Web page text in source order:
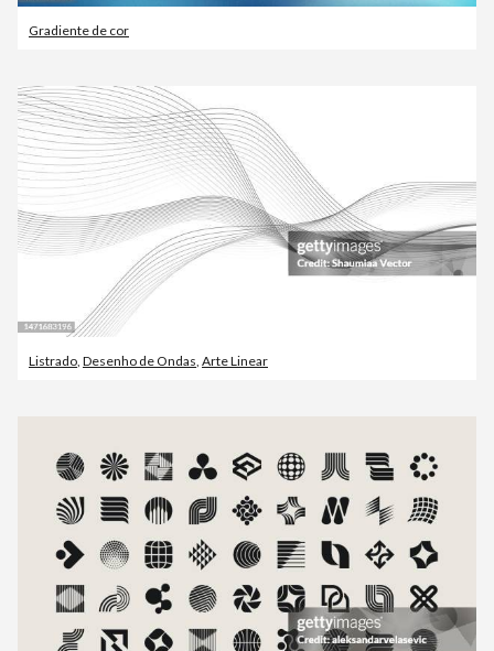
Gradiente de cor
Listrado, Desenho de Ondas, Arte Linear